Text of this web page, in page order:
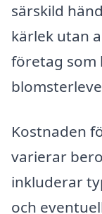
särskild
kärlek utan
företag som
Kostnaden
varierar
inkluderar
och